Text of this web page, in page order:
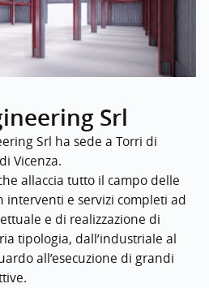
Srl
Srl ha sede a Torri di
Vicenza.
allaccia tutto il campo delle
interventi e servizi completi ad
e di realizzazione di
tipologia, dall’industriale al
all’esecuzione di grandi